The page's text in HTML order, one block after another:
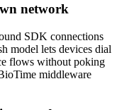
network
SDK connections
model lets devices dial
flows without poking
middleware